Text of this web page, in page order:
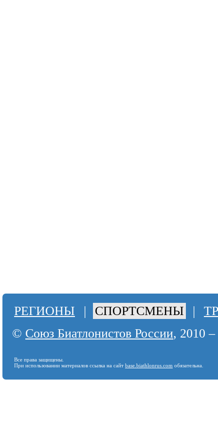
РЕГИОНЫ | СПОРТСМЕНЫ |
© Союз Биатлонистов России, 2010
Все права защищены.
При использовании материалов ссылка на сайт base.biathlonrus.com обязательна.